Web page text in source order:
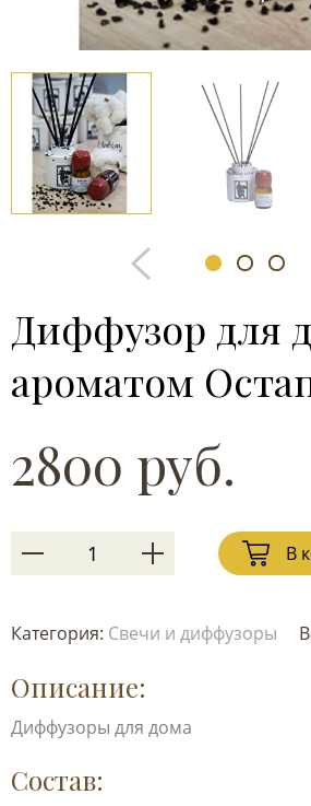
Диффузор для
ароматом
2800 руб.
В
Категория: Свечи и диффузоры
Описание:
Диффузоры для дома
Состав: